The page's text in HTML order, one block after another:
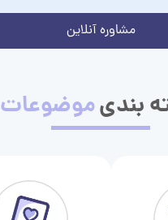
مشاوره آنلاین
بندیموضوعات